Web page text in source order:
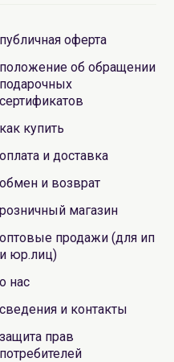
публичная оферта
положение об обращении
подарочных
сертификатов
как купить
оплата и доставка
обмен и возврат
розничный магазин
оптовые продажи (для ип
и юр.лиц)
о нас
сведения и контакты
защита прав
потребителей